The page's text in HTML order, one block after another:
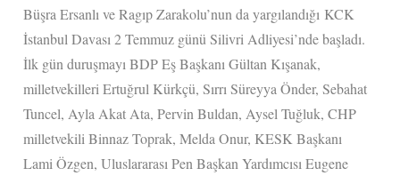
Büşra Ersanlı ve Ragıp Zarakolu’nun da yargılandığı KCK
İstanbul Davası 2 Temmuz günü Silivri Adliyesi’nde başladı.
İlk gün duruşmayı BDP Eş Başkanı Gültan Kışanak,
milletvekilleri Ertuğrul Kürkçü, Sırrı Süreyya Önder, Sebahat
Tuncel, Ayla Akat Ata, Pervin Buldan, Aysel Tuğluk, CHP
milletvekili Binnaz Toprak, Melda Onur, KESK Başkanı
Lami Özgen, Uluslararası Pen Başkan Yardımcısı Eugene